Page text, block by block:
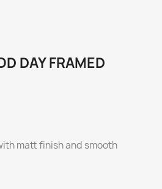
DAY FRAMED
matt finish and smooth